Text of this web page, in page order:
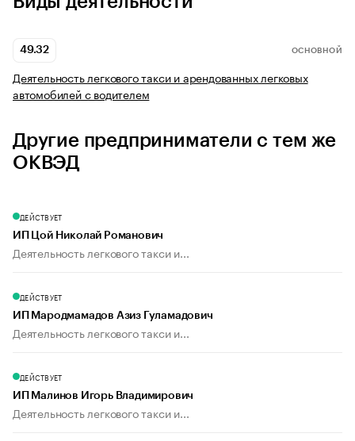
49.32 ОСНОВНОЙ
Деятельность легкового такси и арендованных легковых
автомобилей с водителем
Другие предприниматели с тем же
ОКВЭД
ДЕЙСТВУЕТ
ИП Цой Николай Романович
Деятельность легкового такси и...
ДЕЙСТВУЕТ
ИП Мародмамадов Азиз Гуламадович
Деятельность легкового такси и...
ДЕЙСТВУЕТ
ИП Малинов Игорь Владимирович
Деятельность легкового такси и...